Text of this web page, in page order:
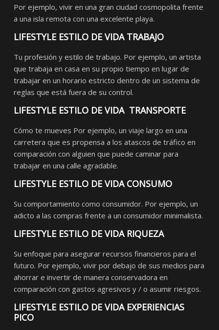
Por ejemplo, vivir en una gran ciudad cosmopolita frente
a una isla remota con una excelente playa.
LIFESTYLE ESTILO DE VIDA TRABAJO
Tu profesión y estilo de trabajo. Por ejemplo, un artista
que trabaja en casa en su propio tiempo en lugar de
trabajar en un horario estricto dentro de un sistema de
reglas que está fuera de su control.
LIFESTYLE ESTILO DE VIDA TRANSPORTE
Cómo te mueves Por ejemplo, un viaje largo en una
carretera que es propensa a los atascos de tráfico en
comparación con alguien que puede caminar para
trabajar en una calle agradable.
LIFESTYLE ESTILO DE VIDA CONSUMO
Su comportamiento como consumidor. Por ejemplo, un
adicto a las compras frente a un consumidor minimalista.
LIFESTYLE ESTILO DE VIDA RIQUEZA
Su enfoque para asegurar recursos financieros para el
futuro. Por ejemplo, vivir por debajo de sus medios para
ahorrar e invertir de manera conservadora en
comparación con gastos agresivos y / o asumir riesgos.
LIFESTYLE ESTILO DE VIDA EXPERIENCIAS
PICO